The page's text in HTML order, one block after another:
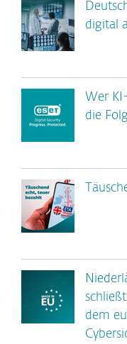
digital
Wer
die
dem